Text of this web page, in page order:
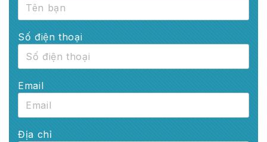
Số điện thoại
Email
Địa chỉ